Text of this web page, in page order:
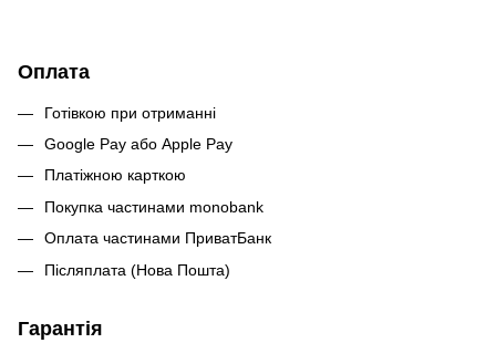
Оплата
Готівкою при отриманні
Google Pay або Apple Pay
Платіжною карткою
Покупка частинами monobank
Оплата частинами ПриватБанк
Післяплата (Нова Пошта)
Гарантія